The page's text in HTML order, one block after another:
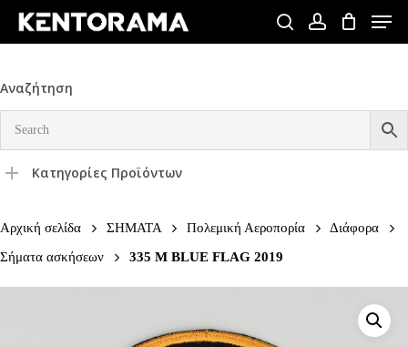
Skip
content
searchaccount
Menu
Αναζήτηση
Κατηγορίες Προϊόντων
Αρχική σελίδα ΣΗΜΑΤΑ Πολεμική Αεροπορία
Διάφορα
Σήματα ασκήσεων
335 Μ BLUE FLAG 2019